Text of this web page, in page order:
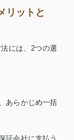
リットと
には、2つの選
あらかじめ一括
証会社に支払う